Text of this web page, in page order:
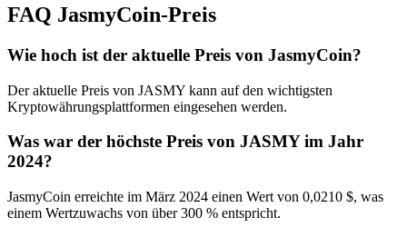
FAQ JasmyCoin-Preis
Wie hoch ist der aktuelle Preis von JasmyCoin?
Der aktuelle Preis von JASMY kann auf den wichtigsten
Kryptowährungsplattformen eingesehen werden.
Was war der höchste Preis von JASMY im Jahr
2024?
JasmyCoin erreichte im März 2024 einen Wert von 0,0210 $, was
einem Wertzuwachs von über 300 % entspricht.